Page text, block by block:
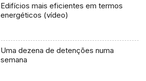
Edifícios mais eficientes em termos
energéticos (vídeo)
Uma dezena de detenções numa
semana